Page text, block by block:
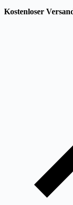
Kostenloser